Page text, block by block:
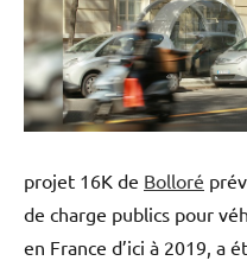
projet 16K de Bolloré
de charge publics pour
en France d’ici à 2019, a